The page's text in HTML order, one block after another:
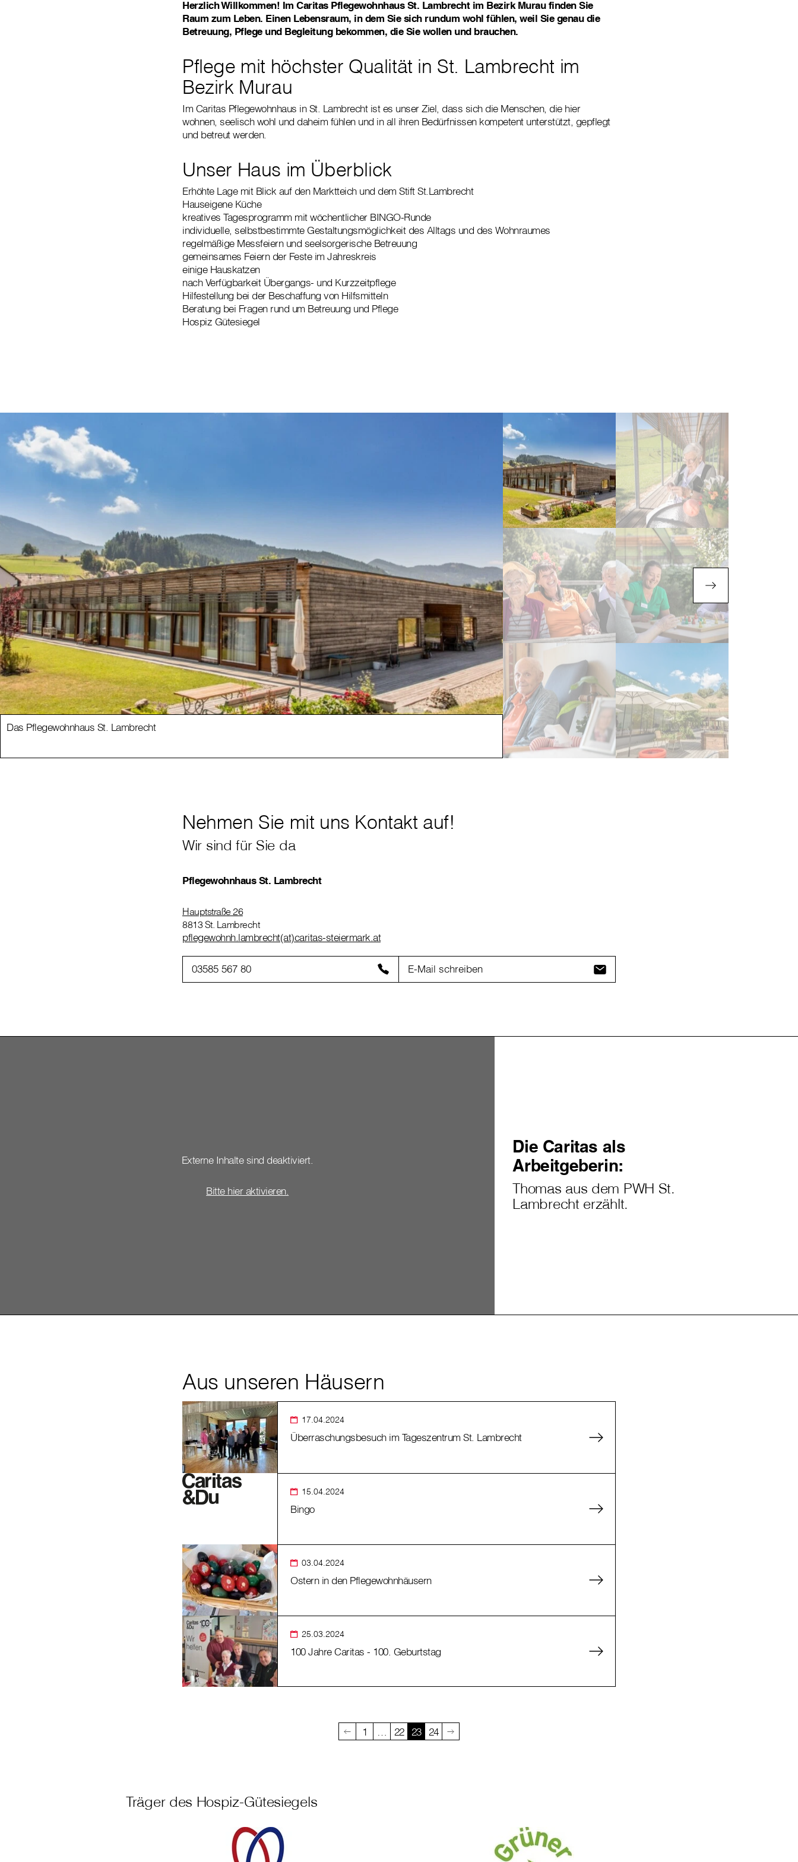
Herzlich Willkommen! Im Caritas Pflegewohnhaus St. Lambrecht im Bezirk Murau finden Sie
Raum zum Leben. Einen Lebensraum, in dem Sie sich rundum wohl fühlen, weil Sie genau die
Betreuung, Pflege und Begleitung bekommen, die Sie wollen und brauchen.
Pflege mit höchster Qualität in St. Lambrecht im
Bezirk Murau
Im Caritas Pflegewohnhaus in St. Lambrecht ist es unser Ziel, dass sich die Menschen, die hier
wohnen, seelisch wohl und daheim fühlen und in all ihren Bedürfnissen kompetent unterstützt, gepflegt
und betreut werden.
Unser Haus im Überblick
Erhöhte Lage mit Blick auf den Marktteich und dem Stift St.Lambrecht
Hauseigene Küche
kreatives Tagesprogramm mit wöchentlicher BINGO-Runde
individuelle, selbstbestimmte Gestaltungsmöglichkeit des Alltags und des Wohnraumes
regelmäßige Messfeiern und seelsorgerische Betreuung
gemeinsames Feiern der Feste im Jahreskreis
einige Hauskatzen
nach Verfügbarkeit Übergangs- und Kurzzeitpflege
Hilfestellung bei der Beschaffung von Hilfsmitteln
Beratung bei Fragen rund um Betreuung und Pflege
Hospiz Gütesiegel
Das Pflegewohnhaus St. Lambrecht
Nehmen Sie mit uns Kontakt auf!
Wir sind für Sie da
Pflegewohnhaus St. Lambrecht
Hauptstraße 26
8813 St. Lambrecht
pflegewohnh.lambrecht(at)caritas-steiermark.at
03585 567 80 E-Mail schreiben
Externe Inhalte sind deaktiviert.
Bitte hier aktivieren.
Die Caritas als
Arbeitgeberin:
Thomas aus dem PWH St.
Lambrecht erzählt.
Aus unseren Häusern
17.04.2024
Überraschungsbesuch im Tageszentrum St. Lambrecht
15.04.2024
Bingo
03.04.2024
Ostern in den Pflegewohnhäusern
25.03.2024
100 Jahre Caritas - 100. Geburtstag
1 22 23 24
Träger des Hospiz-Gütesiegels